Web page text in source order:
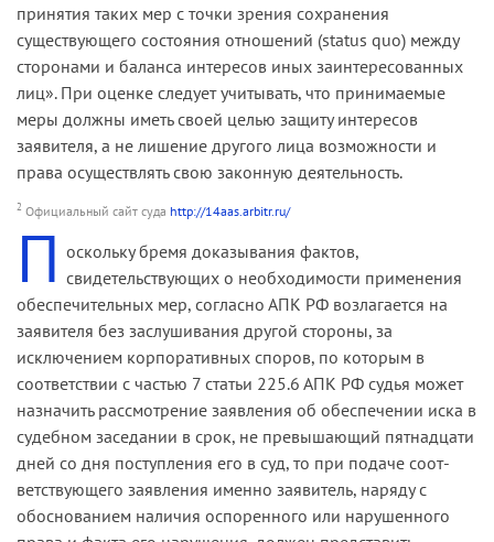
принятия таких мер с точки зрения сохранения
существующего состояния отношений (status quo) между
сторонами и баланса интересов иных заинтересованных
лиц». При оценке следует учитывать, что принимаемые
меры долж­ны иметь своей целью защиту интересов
заявителя, а не лишение другого лица возможности и
права осуществлять свою законную деятельность.
2 Официальный сайт суда http://14aas.arbitr.ru/
П оскольку бремя доказывания фактов,
свидетельствующих о необходимости применения
обеспечительных мер, согласно АПК РФ возлагается на
заявителя без заслушива­ния другой стороны, за
исключением корпоративных споров, по которым в
соответствии с частью 7 ста­тьи 225.6 АПК РФ судья может
назначить рассмот­рение заявления об обеспечении иска в
судебном заседании в срок, не превышающий пятнадцати
дней со дня поступления его в суд, то при подаче соот­
ветствующего заявления именно заявитель, наряду с
обоснованием наличия оспоренного или нарушенного